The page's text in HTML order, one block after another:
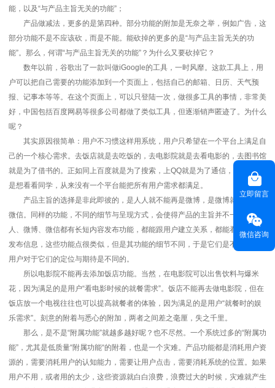
能，以及“与产品主旨无关的功能”；
产品做减法，更多的是第四种。部分功能的附加是无奈之举，例如广告，这
部分功能不是不应该砍，而是不能。能砍掉的更多的是“与产品主旨无关的功
能”。那么，何谓“与产品主旨无关的功能”？为什么又要砍掉它？
数年以前，谷歌出了一款叫做iGoogle的工具，一时风靡。这款工具上，用
户可以把自己需要的功能添加到一个页面上，包括自己的邮箱、日历、天气预
报、记事本等等。在这个页面上，可以只登陆一次，做很多工具的事情，非常美
好，中国包括百度网易等很多公司都做了类似工具，但逐渐销声匿迹了。为什么
呢？
其实原因很简单：用户不习惯这样用系统，用户只希望在一个平台上满足自
己的一个核心需求。去饭店就是去吃饭的，去电影院就是去看电影的，去图书馆
就是为了借书的。正如同上百度就是为了搜索，上QQ就是为了通信，上人人就
是想看看同学，从来没有一个平台能把所有用户需求都满足。
产品主旨的选择是非此即彼的，是人人就不能再是微博，是微博就不能再是
微信。同样的功能，不同的细节与呈现方式，会使得产品的主旨并不一样。人
人、微博、微信都有长短内容发布功能，都能跟用户建立关系，都能看到用户的
发布信息，这些功能点很类似，但是其功能的细节不同，于是它们是不同产品，
用户对于它们的定位与期待是不同的。
所以电影院不能再去添加饭店功能。当然，在电影院可以出售饮料与爆米
花，因为满足的是用户“看电影时候的就餐需求”。饭店不能再去做电影院，但在
饭店放一个电视往往也可以提高就餐者的体验，因为满足的是用户“就餐时的娱
乐需求”。刻意的附着与悉心的附加，两者之间差之毫厘，失之千里。
那么，是不是“附属功能”就越多越好呢？也不尽然。一个系统过多的“附属功
能”，尤其是低质量“附属功能“的附着，也是一个灾难。产品功能都是消耗用户资
源的，需要消耗用户的认知能力，需要让用户点击，需要消耗系统的位置。如果
用户不用，或者用的太少，这些资源就白白浪费，浪费过大的时候，灾难就产生
立即留言
微信咨询